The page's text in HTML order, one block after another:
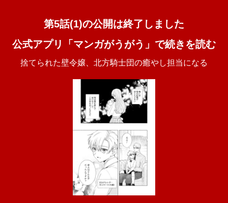
第5話(1)の公開は終了しました
公式アプリ「マンガがうがう」で続きを読む
捨てられた壁令嬢、北方騎士団の癒やし担当になる